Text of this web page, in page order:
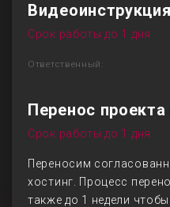
Видеоинструкция
Срок работы до 1 дня
Ответственный:
Перенос проекта
Срок работы до 1 дня
Переносим
хостинг. Процесс
также до 1 недели